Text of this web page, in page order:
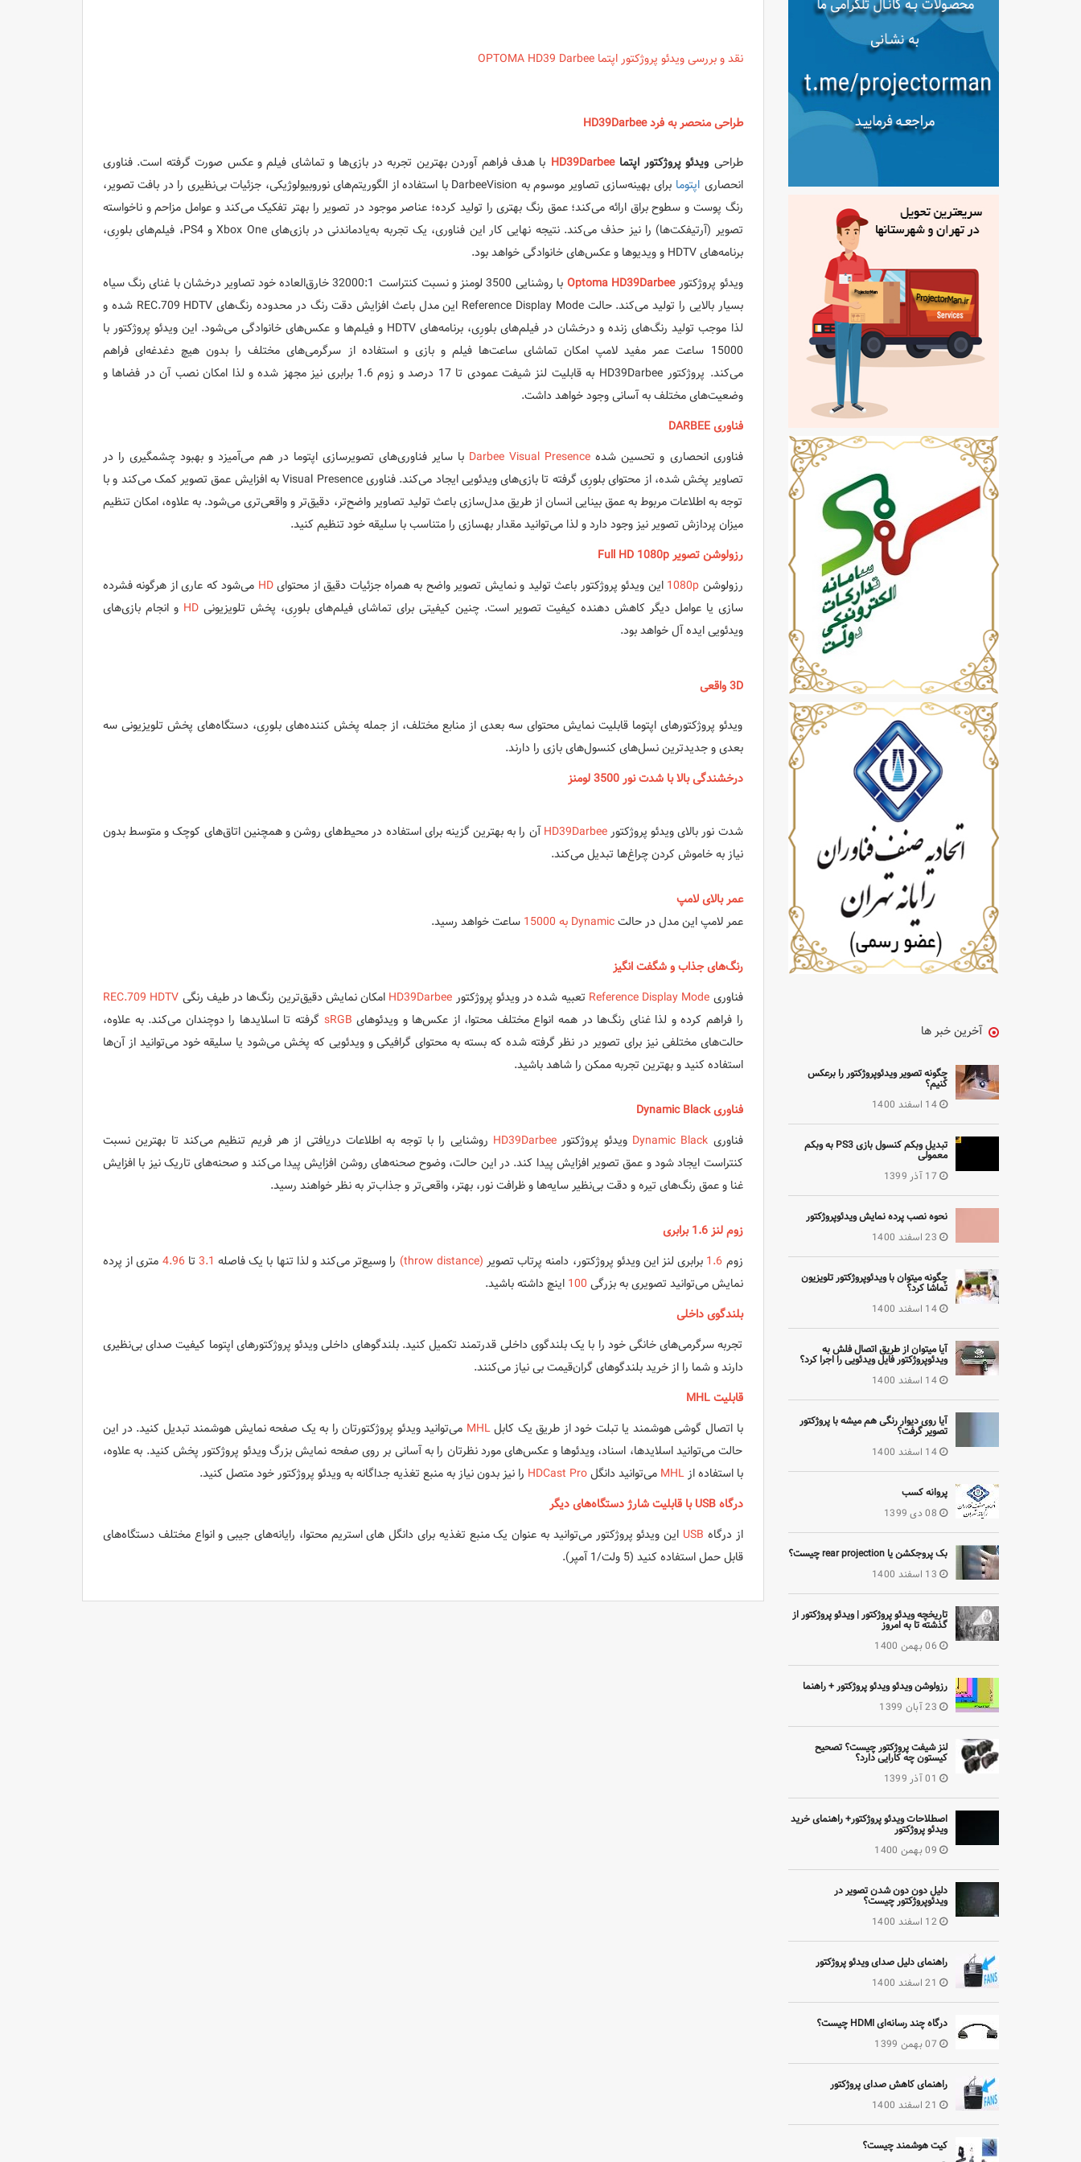
آخرین خبر ها
چگونه تصویر ویدئوپروژکتور را برعکس
کنیم؟
14 اسفند 1400
تبدیل وبکم کنسول بازی PS3 به وبکم
معمولی
17 آذر 1399
نحوه نصب پرده نمایش ویدئوپروژکتور
23 اسفند 1400
چگونه میتوان با ویدئوپروژکتور تلویزیون
تماشا کرد؟
14 اسفند 1400
آیا میتوان از طریق اتصال فلش به
ویدئوپروژکتور فایل ویدئویی را اجرا کرد؟
14 اسفند 1400
آیا روی دیوار رنگی هم میشه با پروژکتور
تصویر گرفت؟
14 اسفند 1400
پروانه کسب
08 دی 1399
بک پروجکشن یا rear projection چیست؟
13 اسفند 1400
تاریخچه ویدئو پروژکتور | ویدئو پروژکتور از
گذشته تا به امروز
06 بهمن 1400
رزولوشن ویدئو ویدئو پروژکتور + راهنما
23 آبان 1399
لنز شیفت پروژکتور چیست؟ تصحیح
کیستون چه کارایی دارد؟
01 آذر 1399
اصطلاحات ویدئو پروژکتور+ راهنمای خرید
ویدئو پروژکتور
09 بهمن 1400
دلیل دون دون شدن تصویر در
ویدئوپروژکتور چیست؟
12 اسفند 1400
راهنمای دلیل صدای ویدئو پروژکتور
21 اسفند 1400
درگاه چند رسانه‌ای HDMI چیست؟
07 بهمن 1399
راهنمای کاهش صدای پروژکتور
21 اسفند 1400
کیت هوشمند چیست؟
نقد و بررسی ویدئو پروژکتور اپتما OPTOMA HD39 Darbee
طراحی منحصر به فرد HD39Darbee
طراحی ویدئو پروژکتور اپتماHD39Darbee با هدف فراهم آوردن بهترین تجربه در بازی‌ها و تماشای فیلم و عکس صورت گرفته است. فناوری
انحصاری اپتوما
برای بهینه‌سازی تصاویر موسوم به DarbeeVision با استفاده از الگوریتم‌های نوروبیولوژیکی، جزئیات بی‌نظیری را در بافت تصویر،
رنگ پوست و سطوح براق ارائه می‌کند؛ عمق رنگ بهتری را تولید کرده؛ عناصر موجود در تصویر را بهتر تفکیک می‌کند و عوامل مزاحم و ناخواسته
تصویر (آرتیفکت‌ها) را نیز حذف می‌کند. نتیجه نهایی کار این فناوری، یک تجربه به‌یادماندنی در بازی‌های Xbox One و PS4، فیلم‌های بلورِی،
برنامه‌های HDTV و ویدیوها و عکس‌های خانوادگی خواهد بود.
ویدئو پروژکتورOptoma HD39Darbee
با روشنایی 3500 لومنز و نسبت کنتراست 32000:1 خارق‌العاده خود تصاویر درخشان با غنای رنگ سیاه
بسیار بالایی را تولید می‌کند. حالت Reference Display Mode این مدل باعث افزایش دقت رنگ در محدوده رنگ‌های REC.709 HDTV شده و
لذا موجب تولید رنگ‌های زنده و درخشان در فیلم‌های بلورِی، برنامه‌های HDTV و فیلم‌ها و عکس‌های خانوادگی می‌شود. این ویدئو پروژکتور با
15000 ساعت عمر مفید لامپ امکان تماشای ساعت‌ها فیلم و بازی و استفاده از سرگرمی‌های مختلف را بدون هیچ دغدغه‌ای فراهم
می‌کند. پروژکتور HD39Darbee به قابلیت لنز شیفت عمودی تا 17 درصد و زوم 1.6 برابری نیز مجهز شده و لذا امکان نصب آن در فضاها و
وضعیت‌های مختلف به آسانی وجود خواهد داشت.
فناوری DARBEE
فناوری انحصاری و تحسین شده Darbee Visual Presence با سایر فناوری‌های تصویرسازی اپتوما در هم می‌آمیزد و بهبود چشمگیری را در
تصاویر پخش شده، از محتوای بلورِی گرفته تا بازی‌های ویدئویی ایجاد می‌کند. فناوری Visual Presence به افزایش عمق تصویر کمک می‌کند و با
توجه به اطلاعات مربوط به عمق بینایی انسان از طریق مدل‌سازی باعث تولید تصاویر واضح‌تر، دقیق‌تر و واقعی‌تری می‌شود. به علاوه، امکان تنظیم
میزان پردازش تصویر نیز وجود دارد و لذا می‌توانید مقدار بهسازی را متناسب با سلیقه خود تنظیم کنید.
رزولوشن تصویر Full HD 1080p
رزولوشن 1080p این ویدئو پروژکتور باعث تولید و نمایش تصویر واضح به همراه جزئیات دقیق از محتوایHD می‌شود که عاری از هرگونه فشرده
سازی یا عوامل دیگر کاهش دهنده کیفیت تصویر است. چنین کیفیتی برای تماشای فیلم‌های بلورِی، پخش تلویزیونیHD و انجام بازی‌های
ویدئویی ایده آل خواهد بود.
3D واقعی
ویدئو پروژکتورهای اپتوما قابلیت نمایش محتوای سه بعدی از منابع مختلف، از جمله پخش کننده‌های بلورِی، دستگاه‌های پخش تلویزیونی سه
بعدی و جدیدترین نسل‌های کنسول‌های بازی را دارند.
درخشندگی بالا با شدت نور 3500 لومنز
شدت نور بالای ویدئو پروژکتورHD39Darbee
آن را به بهترین گزینه برای استفاده در محیط‌های روشن و همچنین اتاق‌های کوچک و متوسط بدون
نیاز به خاموش کردن چراغ‌ها تبدیل می‌کند.
عمر بالای لامپ
عمر لامپ این مدل در حالتDynamic به 15000 ساعت خواهد رسید.
رنگ‌های جذاب و شگفت انگیز
فناوری
تعبیه شده در ویدئو پروژکتور امکان نمایش دقیق‌ترین رنگ‌ها در طیف رنگی
را فراهم کرده و لذا غنای رنگ‌ها در همه انواع مختلف محتوا، از عکس‌ها و ویدئوهای sRGB گرفته تا اسلایدها را دوچندان می‌کند. به علاوه،
حالت‌های مختلفی نیز برای تصویر در نظر گرفته شده که بسته به محتوای گرافیکی و ویدئویی که پخش می‌شود یا سلیقه خود می‌توانید از آن‌ها
استفاده کنید و بهترین تجربه ممکن را شاهد باشید.
فناوری Dynamic Black
فناوری Dynamic Black ویدئو پروژکتورHD39Darbee
روشنایی را با توجه به اطلاعات دریافتی از هر فریم تنظیم می‌کند تا بهترین نسبت
کنتراست ایجاد شود و عمق تصویر افزایش پیدا کند. در این حالت، وضوح صحنه‌های روشن افزایش پیدا می‌کند و صحنه‌های تاریک نیز با افزایش
غنا و عمق رنگ‌های تیره و دقت بی‌نظیر سایه‌ها و ظرافت نور، بهتر، واقعی‌تر و جذاب‌تر به نظر خواهند رسید.
زوم لنز 1.6 برابری
زوم 1.6 برابری لنز این ویدئو پروژکتور، دامنه پرتاب تصویر (throw distance) را وسیع‌تر می‌کند و لذا تنها با یک فاصله 3.1 تا4.96 متری از پرده
نمایش می‌توانید تصویری به بزرگی 100 اینچ داشته باشید.
بلندگوی داخلی
تجربه سرگرمی‌های خانگی خود را با یک بلندگوی داخلی قدرتمند تکمیل کنید. بلندگوهای داخلی ویدئو پروژکتورهای اپتوما کیفیت صدای بی‌نظیری
دارند و شما را از خرید بلندگوهای گران‌قیمت بی نیاز می‌کنند.
قابلیت MHL
با اتصال گوشی هوشمند یا تبلت خود از طریق یک کابلMHL می‌توانید ویدئو پروژکتورتان را به یک صفحه نمایش هوشمند تبدیل کنید. در این
حالت می‌توانید اسلایدها، اسناد، ویدئوها و عکس‌های مورد نظرتان را به آسانی بر روی صفحه نمایش بزرگ ویدئو پروژکتور پخش کنید. به علاوه،
با استفاده ازMHL می‌توانید دانگلHDCast Pro
را نیز بدون نیاز به منبع تغذیه جداگانه به ویدئو پروژکتور خود متصل کنید.
درگاه USB با قابلیت شارژ دستگاه‌های دیگر
از درگاه
این ویدئو پروژکتور می‌توانید به عنوان یک منبع تغذیه برای دانگل های استریم محتوا، رایانه‌های جیبی و انواع مختلف دستگاه‌های
قابل حمل استفاده کنید (5 ولت/1 آمپر).